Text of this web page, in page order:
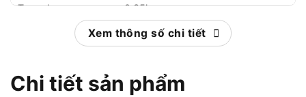
Trọng lượng
0.35kg
Kích thước tổng thể
230 x 80 x 15mm (dài x rộng x dày)
Xem thông số chi tiết
Chi tiết sản phẩm